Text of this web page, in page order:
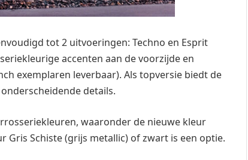
tot 2 uitvoeringen: Techno en Esprit
accenten aan de voorzijde en
exemplaren leverbaar). Als topversie biedt de
details.
waaronder de nieuwe kleur
Gris Schiste (grijs metallic) of zwart is een optie.